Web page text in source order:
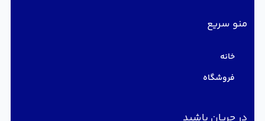
منو سریع
خانه
فروشگاه